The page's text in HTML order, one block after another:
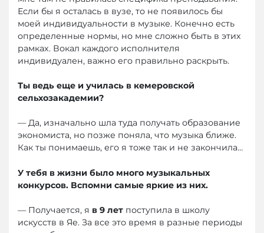
Если бы я осталась в вузе, то не появилось бы
моей индивидуальности в музыке. Конечно есть
определенные нормы, но мне сложно быть в этих
рамках. Вокал каждого исполнителя
индивидуален, важно его правильно раскрыть.
Ты ведь еще и училась в кемеровской
сельхозакадемии?
— Да, изначально шла туда получать образование
экономиста, но позже поняла, что музыка ближе.
Как ты понимаешь, его я тоже так и не закончила…
У тебя в жизни было много музыкальных
конкурсов. Вспомни самые яркие из них.
— Получается, я в 9 лет поступила в школу
искусств в Яе. За все это время в разные периоды